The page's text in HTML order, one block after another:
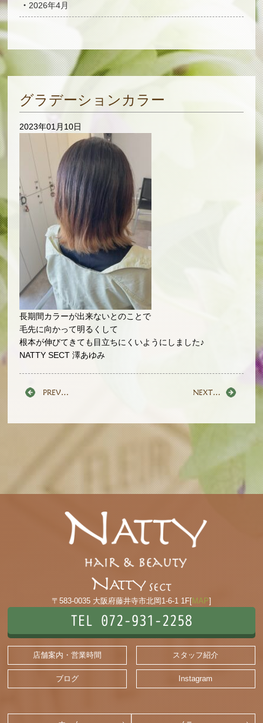
2026年4月
グラデーションカラー
2023年01月10日
長期間カラーが出来ないとのことで
毛先に向かって明るくして
根本が伸びてきても目立ちにくいようにしました♪
NATTY SECT 澤あゆみ
〒583-0035 大阪府藤井寺市北岡1-6-1 1F[MAP]
TEL 072-931-2258
店舗案内・営業時間 スタッフ紹介
ブログ Instagram